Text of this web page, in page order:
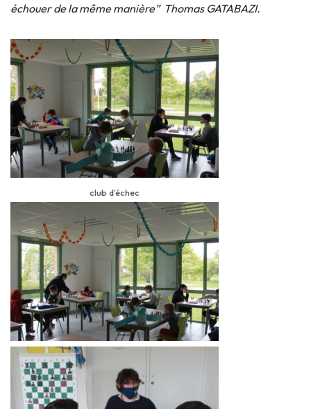
échouer de la même manière” Thomas GATABAZI.
club d’échec